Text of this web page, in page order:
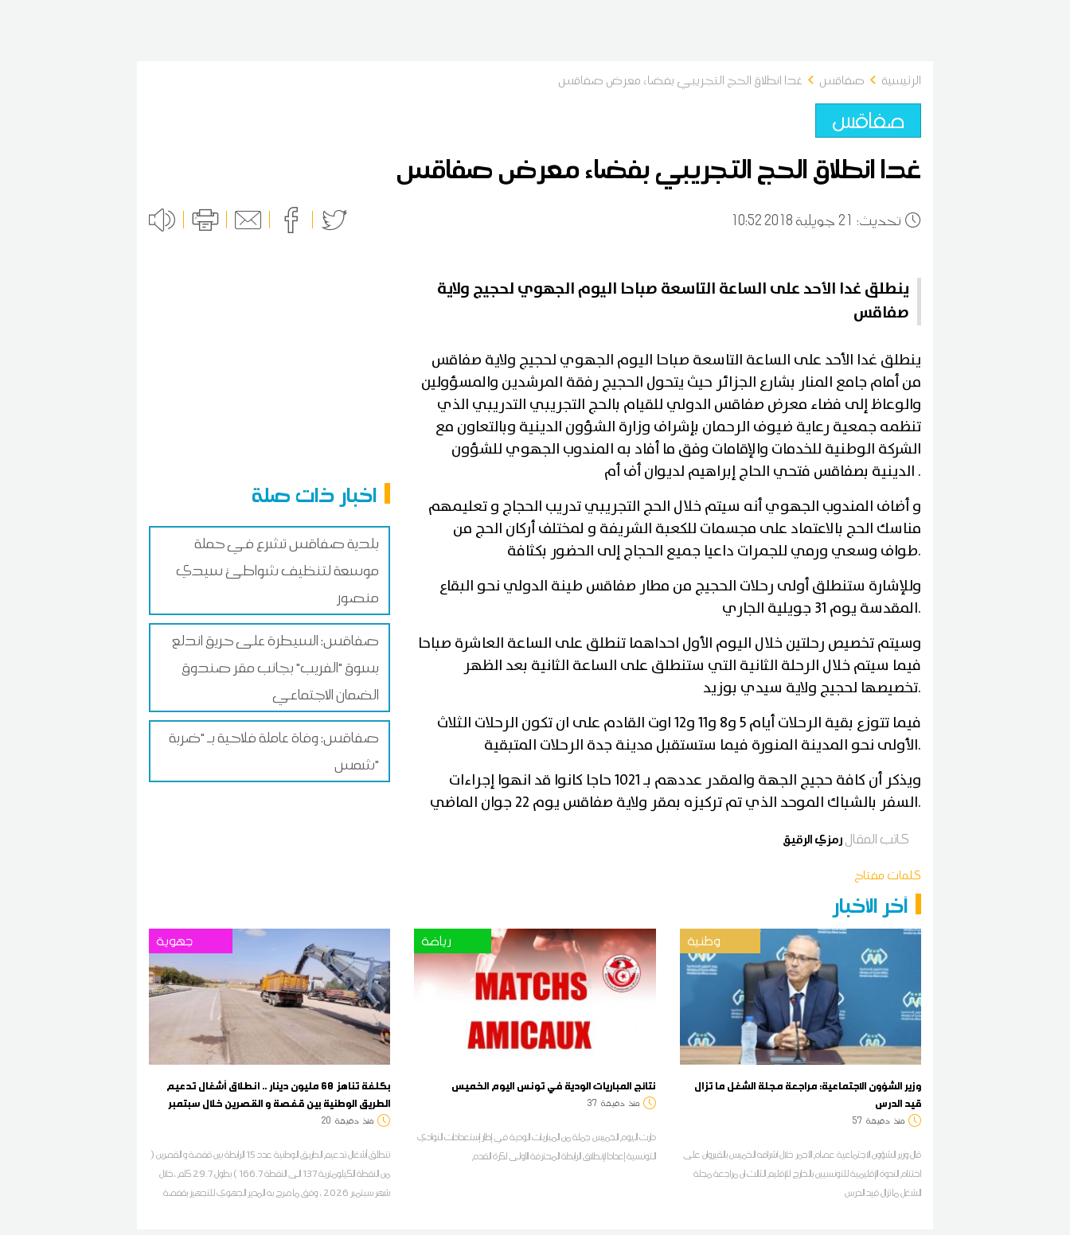
الرئيسية صفاقس غدا انطلاق الحج التجريبي بفضاء معرض صفاقس
صفاقس
غدا انطلاق الحج التجريبي بفضاء معرض صفاقس
:تحديث 21 10:52 2018 جويلية
اخبار ذات صلة
بلدية صفاقس تشرع في حملة
موسعة لتنظيف شواطئ سيدي
منصور
صفاقس: السيطرة على حريق اندلع
بسوق "الفريب" بجانب مقر صندوق
الضمان الاجتماعي
صفاقس: وفاة عاملة فلاحية بـ "ضربة
شمس"
ينطلق غدا الأحد على الساعة التاسعة صباحا اليوم الجهوي لحجيج ولاية
صفاقس
ينطلق غدا الأحد على الساعة التاسعة صباحا اليوم الجهوي لحجيج ولاية صفاقس
من أمام جامع المنار بشارع الجزائر حيث يتحول الحجيج رفقة المرشدين والمسؤولين
والوعاظ إلى فضاء معرض صفاقس الدولي للقيام بالحج التجريبي التدريبي الذي
تنظمه جمعية رعاية ضيوف الرحمان بإشراف وزارة الشؤون الدينية وبالتعاون مع
الشركة الوطنية للخدمات والإقامات وفق ما أفاد به المندوب الجهوي للشؤون
الدينية بصفاقس فتحي الحاج إبراهيم لديوان أف أم .
و أضاف المندوب الجهوي أنه سيتم خلال الحج التجريبي تدريب الحجاج و تعليمهم
مناسك الحج بالاعتماد على مجسمات للكعبة الشريفة و لمختلف أركان الحج من
طواف وسعي ورمي للجمرات داعيا جميع الحجاج إلى الحضور بكثافة.
وللإشارة ستنطلق أولى رحلات الحجيج من مطار صفاقس طينة الدولي نحو البقاع
المقدسة يوم 31 جويلية الجاري.
وسيتم تخصيص رحلتين خلال اليوم الأول احداهما تنطلق على الساعة العاشرة صباحا
فيما سيتم خلال الرحلة الثانية التي ستنطلق على الساعة الثانية بعد الظهر
تخصيصها لحجيج ولاية سيدي بوزيد.
فيما تتوزع بقية الرحلات أيام 5 و8 و11 و12 اوت القادم على ان تكون الرحلات الثلاث
الأولى نحو المدينة المنورة فيما ستستقبل مدينة جدة الرحلات المتبقية.
ويذكر أن كافة حجيج الجهة والمقدر عددهم بـ 1021 حاجا كانوا قد انهوا إجراءات
السفر بالشباك الموحد الذي تم تركيزه بمقر ولاية صفاقس يوم 22 جوان الماضي.
كاتب المقالرمزي الرقيق
كلمات مفتاح
آخر الأخبار
جهوية
بكلفة تناهز 60 مليون دينار .. انطلاق أشغال تدعيم
الطريق الوطنية بين قفصة و القصرين خلال سبتمبر
منذ دقيقة 20
تنطلق أشغال تدعيم الطريق الوطنية عدد 15 الرابطة بين قفصة و القصرين (
من النقطة الكيلومترية 137 الى النقطة 166.7 ) بطول 29.7 كلم ،خلال
شهر سبتمبر 2026 ، وفق ما صرح به المدير الجهوي للتجهيز بقفصة
رياضة
نتائج المباريات الودية في تونس اليوم الخميس
منذ دقيقة 37
دارت اليوم الخميس جملة من المباريات الودية في إطار إستعدادات النوادي
التونسية إعدادا لإنطلاق الرابطة المحترفة الأولى لكرة القدم
وطنية
وزير الشؤون الاجتماعية: مراجعة مجلة الشغل ما تزال
قيد الدرس
منذ دقيقة 57
قال وزير الشؤون الاجتماعية عصام الأحمر خلال اشرافه الخميس بالقيروان على
اختتام الندوة الإقليمية للتونسيين بالخارج للإقليم الثالث ان مراجعة مجلة
الشغل ما تزال قيد الدرس